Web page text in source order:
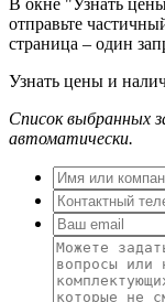
В окне "Узнать
отправьте
страница – один
Узнать цены и
Список выбранных
автоматически.